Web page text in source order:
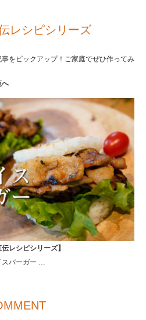
レシピシリーズ
をピックアップ！ご家庭でぜひ作ってみ
へ
レシピシリーズ】
バーガー …